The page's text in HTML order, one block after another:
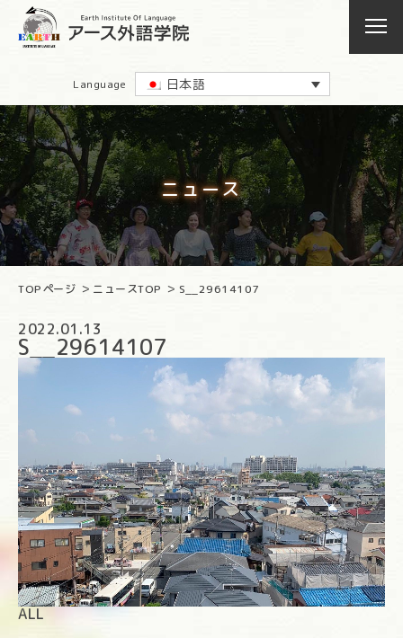
Language 日本語
ニュース
TOPページ ニュースTOP S__29614107
2022.01.13
S__29614107
ALL